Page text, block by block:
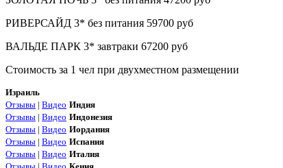
РИВЕРСАЙД 3* без питания 59700 руб
ВАЛЬДЕ ПАРК 3* завтраки 67200 руб
Стоимость за 1 чел при двухместном размещении
Израиль
Отзывы | Видео Индия
Отзывы | Видео Индонезия
Отзывы | Видео Иордания
Отзывы | Видео Испания
Отзывы | Видео Италия